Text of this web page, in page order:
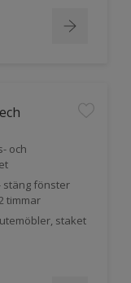
och
stäng fönster
timmar
staket